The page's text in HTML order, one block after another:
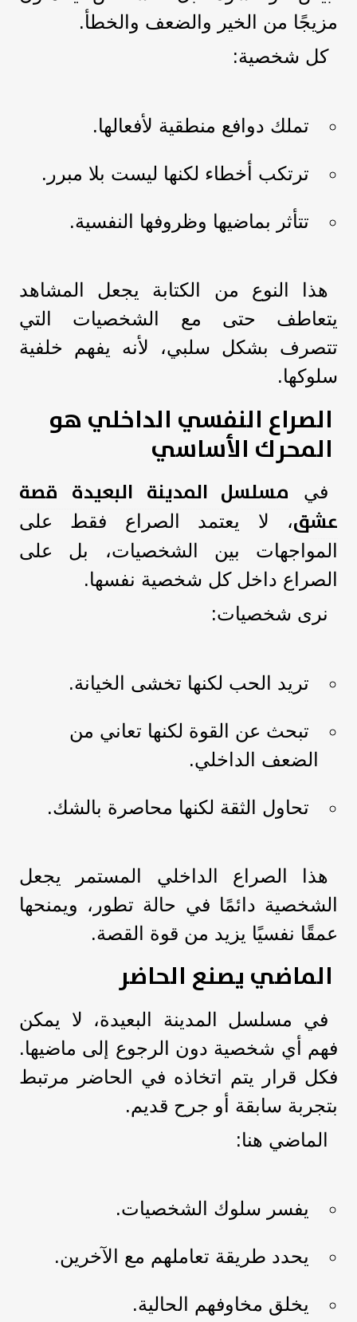
مزيجًا من الخير والضعف والخطأ.
كل شخصية:
تملك دوافع منطقية لأفعالها.
ترتكب أخطاء لكنها ليست بلا مبرر.
تتأثر بماضيها وظروفها النفسية.
هذا النوع من الكتابة يجعل المشاهد
يتعاطف حتى مع الشخصيات التي
تتصرف بشكل سلبي، لأنه يفهم خلفية
سلوكها.
الصراع النفسي الداخلي هو
المحرك الأساسي
في مسلسل المدينة البعيدة قصة
عشق، لا يعتمد الصراع فقط على
المواجهات بين الشخصيات، بل على
الصراع داخل كل شخصية نفسها.
نرى شخصيات:
تريد الحب لكنها تخشى الخيانة.
تبحث عن القوة لكنها تعاني من
الضعف الداخلي.
تحاول الثقة لكنها محاصرة بالشك.
هذا الصراع الداخلي المستمر يجعل
الشخصية دائمًا في حالة تطور، ويمنحها
عمقًا نفسيًا يزيد من قوة القصة.
الماضي يصنع الحاضر
في مسلسل المدينة البعيدة، لا يمكن
فهم أي شخصية دون الرجوع إلى ماضيها.
فكل قرار يتم اتخاذه في الحاضر مرتبط
بتجربة سابقة أو جرح قديم.
الماضي هنا:
يفسر سلوك الشخصيات.
يحدد طريقة تعاملهم مع الآخرين.
يخلق مخاوفهم الحالية.